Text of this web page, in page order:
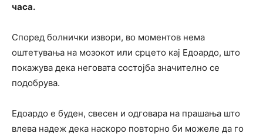
часа.
Според болнички извори, во моментов нема
оштетувања на мозокот или срцето кај Едоардо, што
покажува дека неговата состојба значително се
подобрува.
Едоардо е буден, свесен и одговара на прашања што
влева надеж дека наскоро повторно би можеле да го